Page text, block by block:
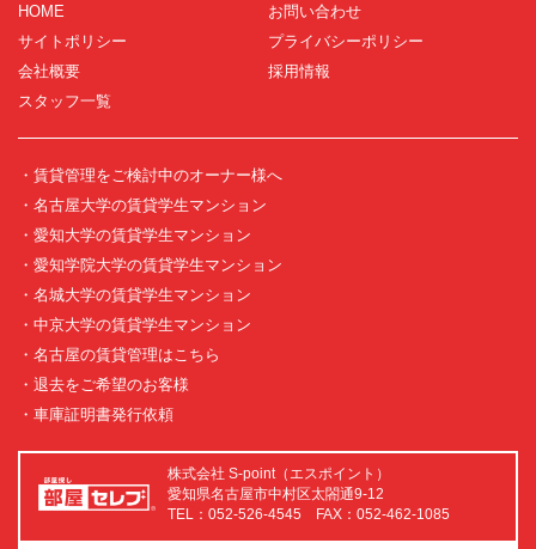
HOME
お問い合わせ
サイトポリシー
プライバシーポリシー
会社概要
採用情報
スタッフ一覧
・賃貸管理をご検討中のオーナー様へ
・名古屋大学の賃貸学生マンション
・愛知大学の賃貸学生マンション
・愛知学院大学の賃貸学生マンション
・名城大学の賃貸学生マンション
・中京大学の賃貸学生マンション
・名古屋の賃貸管理はこちら
・退去をご希望のお客様
・車庫証明書発行依頼
株式会社 S-point（エスポイント）
愛知県名古屋市中村区太閤通9-12
TEL：052-526-4545 FAX：052-462-1085